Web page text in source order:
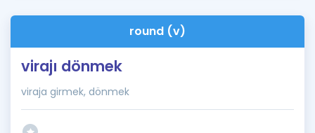
İngilizce Gramer
round (v)
virajı dönmek
viraja girmek, dönmek